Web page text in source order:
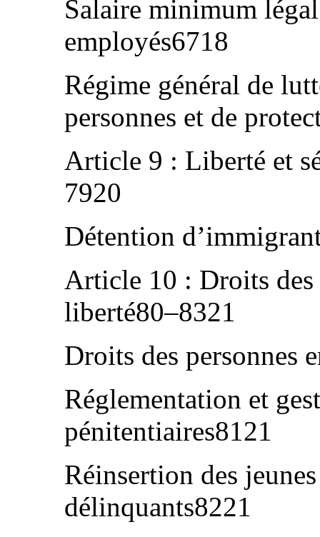
Salaire minimum
employés6718
Régime général de
personnes et de
Article 9 : Liberté et
7920
Détention
Article 10 : Droits des
liberté80–8321
Droits des personnes
Réglementation et
pénitentiaires8121
Réinsertion des
délinquants8221